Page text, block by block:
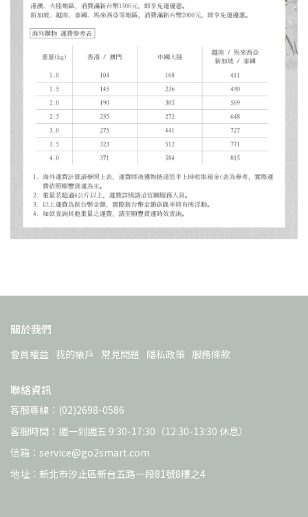
關於我們
會員權益 我的帳戶 常見問題 隱私政策 服務條款
聯絡資訊
客服專線：(02)2698-0586
客服時間：週一到週五 9:30-17:30（12:30-13:30 休息）
信箱：service@go2smart.com
地址：新北市汐止區新台五路一段81號8樓之4